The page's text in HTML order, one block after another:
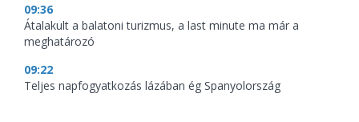
09:36
Átalakult a balatoni turizmus, a last minute ma már a
meghatározó
09:22
Teljes napfogyatkozás lázában ég Spanyolország